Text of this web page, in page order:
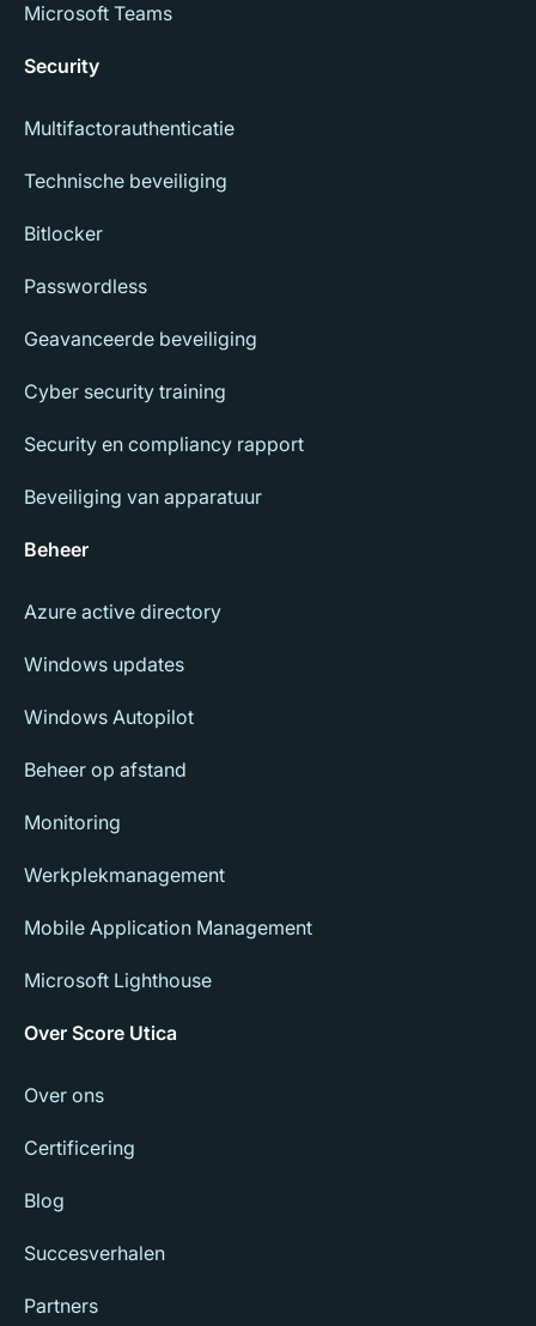
Microsoft Teams
Security
Multifactorauthenticatie
Technische beveiliging
Bitlocker
Passwordless
Geavanceerde beveiliging
Cyber security training
Security en compliancy rapport
Beveiliging van apparatuur
Beheer
Azure active directory
Windows updates
Windows Autopilot
Beheer op afstand
Monitoring
Werkplekmanagement
Mobile Application Management
Microsoft Lighthouse
Over Score Utica
Over ons
Certificering
Blog
Succesverhalen
Partners